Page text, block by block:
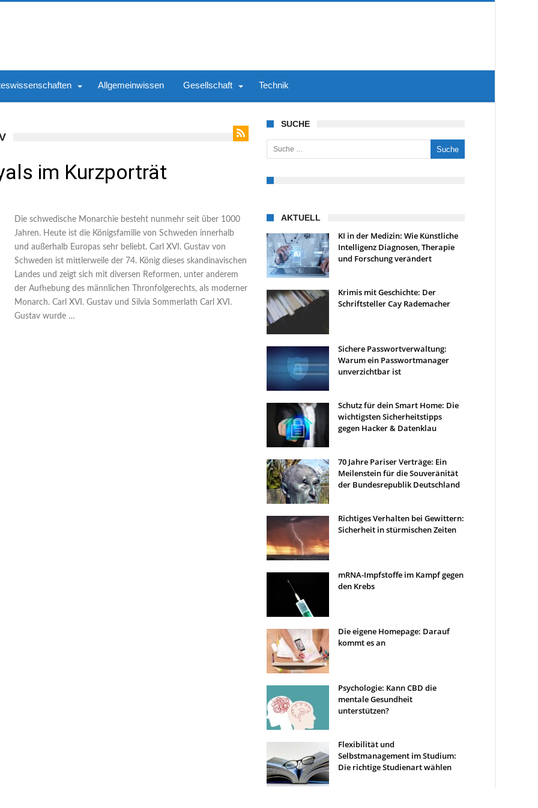
Allgemeinwissen Gesellschaft Technik
im Kurzporträt
Die schwedische Monarchie besteht nunmehr seit über 1000
Jahren. Heute ist die Königsfamilie von Schweden innerhalb
und außerhalb Europas sehr beliebt. Carl XVI. Gustav von
Schweden ist mittlerweile der 74. König dieses skandinavischen
Landes und zeigt sich mit diversen Reformen, unter anderem
der Aufhebung des männlichen Thronfolgerechts, als moderner
Monarch. Carl XVI. Gustav und Silvia Sommerlath Carl XVI.
Gustav wurde …
SUCHE
Suche nach:
AKTUELL
KI in der Medizin: Wie Künstliche
Intelligenz Diagnosen, Therapie
und Forschung verändert
Krimis mit Geschichte: Der
Schriftsteller Cay Rademacher
Sichere Passwortverwaltung:
Warum ein Passwortmanager
unverzichtbar ist
Schutz für dein Smart Home: Die
wichtigsten Sicherheitstipps
gegen Hacker & Datenklau
70 Jahre Pariser Verträge: Ein
Meilenstein für die Souveränität
der Bundesrepublik Deutschland
Richtiges Verhalten bei Gewittern:
Sicherheit in stürmischen Zeiten
mRNA-Impfstoffe im Kampf gegen
den Krebs
Die eigene Homepage: Darauf
kommt es an
Psychologie: Kann CBD die
mentale Gesundheit
unterstützen?
Flexibilität und
Selbstmanagement im Studium:
Die richtige Studienart wählen